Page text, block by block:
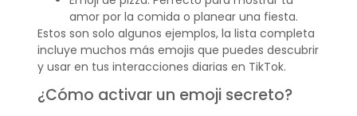
amor por la comida o planear una fiesta.
Estos son solo algunos ejemplos, la lista completa
incluye muchos más emojis que puedes descubrir
y usar en tus interacciones diarias en TikTok.
¿Cómo activar un emoji secreto?